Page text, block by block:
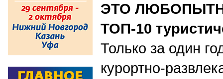
ЭТО
ТОП-10
Только за один
курортно-